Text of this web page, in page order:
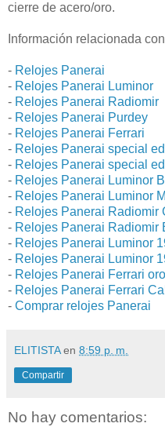
cierre de acero/oro.
Información relacionada con
- Relojes Panerai
- Relojes Panerai Luminor
- Relojes Panerai Radiomir
- Relojes Panerai Purdey
- Relojes Panerai Ferrari
- Relojes Panerai special
- Relojes Panerai special
- Relojes Panerai Luminor
- Relojes Panerai Luminor
- Relojes Panerai Radiomir
- Relojes Panerai Radiomir
- Relojes Panerai Luminor
- Relojes Panerai Luminor
- Relojes Panerai Ferrari
- Relojes Panerai Ferrari
- Comprar relojes Panerai
ELITISTA en 8:59 p. m.
Compartir
No hay comentarios: